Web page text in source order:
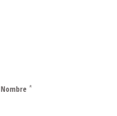
Nombre *